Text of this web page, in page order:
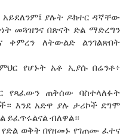
ያሉት ዶክተር ዳኛቸው
መጓዝንና በጽናት ድል ማድረግን
ለትውልድ ልንገልጽበት
የሆኑት አቶ ኢያሱ በሬንቶ፥
የጻፈውን ጠቅሰው ባስተላለፉት
እንደ አድዋ ያሉ ታሪኮች ደግሞ
ይፈጥሩልናል ብለዋል።
ወቅት በየዘመኑ የገጠሙ ፈተና